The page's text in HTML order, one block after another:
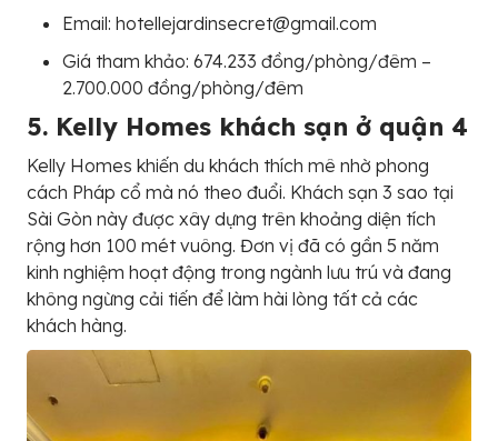
Email: hotellejardinsecret@gmail.com
Giá tham khảo: 674.233 đồng/phòng/đêm –
2.700.000 đồng/phòng/đêm
5. Kelly Homes khách sạn ở quận 4
Kelly Homes khiến du khách thích mê nhờ phong
cách Pháp cổ mà nó theo đuổi. Khách sạn 3 sao tại
Sài Gòn này được xây dựng trên khoảng diện tích
rộng hơn 100 mét vuông. Đơn vị đã có gần 5 năm
kinh nghiệm hoạt động trong ngành lưu trú và đang
không ngừng cải tiến để làm hài lòng tất cả các
khách hàng.